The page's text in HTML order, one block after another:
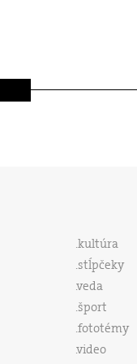
kultúra
stĺpčeky
veda
šport
fototémy
video